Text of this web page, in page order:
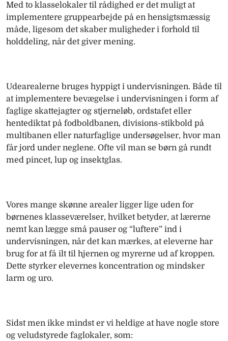
Med to klasselokaler til rådighed er det muligt at
implementere gruppearbejde på en hensigtsmæssig
måde, ligesom det skaber muligheder i forhold til
holddeling, når det giver mening.
Udearealerne bruges hyppigt i undervisningen. Både til
at implementere bevægelse i undervisningen i form af
faglige skattejagter og stjerneløb, ordstafet eller
hentediktat på fodboldbanen, divisions-stikbold på
multibanen eller naturfaglige undersøgelser, hvor man
får jord under neglene. Ofte vil man se børn gå rundt
med pincet, lup og insektglas.
Vores mange skønne arealer ligger lige uden for
børnenes klasseværelser, hvilket betyder, at lærerne
nemt kan lægge små pauser og “luftere” ind i
undervisningen, når det kan mærkes, at eleverne har
brug for at få ilt til hjernen og myrerne ud af kroppen.
Dette styrker elevernes koncentration og mindsker
larm og uro.
Sidst men ikke mindst er vi heldige at have nogle store
og veludstyrede faglokaler, som: